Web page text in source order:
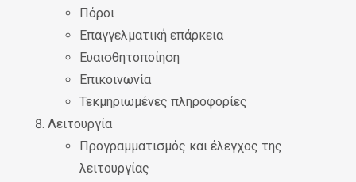
Πόροι
Επαγγελματική επάρκεια
Ευαισθητοποίηση
Επικοινωνία
Τεκμηριωμένες πληροφορίες
Λειτουργία
Προγραμματισμός και έλεγχος της
λειτουργίας